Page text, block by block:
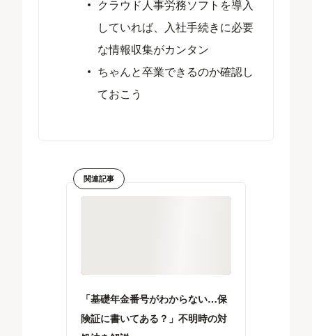
クラウド人事労務ソフトを導入
していれば、入社手続きに必要
な情報収集がカンタン
ちゃんと卒業できるのか確認し
ておこう
関連記事
「基礎年金番号がわからない…保
険証に書いてある？」不明時の対